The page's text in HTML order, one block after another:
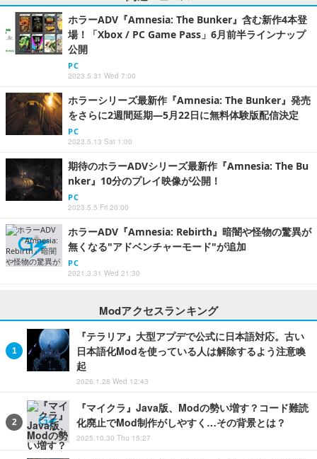
ホラーADV『Amnesia: The Bunker』含む新作4本登
場！「Xbox / PC Game Pass」6月前半ラインナップ
公開
PC
2023.5.31 Wed 7:00
ホラーシリーズ最新作『Amnesia: The Bunker』発売
をさらに2週間延期―5月22日に無料体験版配信決定
PC
2023.5.13 Sat 1:00
期待のホラーADVシリーズ最新作『Amnesia: The Bu
nker』10分のプレイ映像が公開！
PC
2023.5.5 Fri 20:00
ホラーADV『Amnesia: Rebirth』暗闇や怪物の驚異が
無くなる"アドベンチャーモード"が追加
PC
2021.3.31 Wed 21:30
Modアクセスランキング
『テラリア』大型アプデで公式に日本語対応。古い
日本語化Modを使っている人は解除するよう注意喚
起
2026.1.28 Wed 12:43
『マイクラ』Java版、Modの勢い増す？コード難読
化廃止でMod制作がしやすく…その背景とは？
2025.10.30 Thu 15:27